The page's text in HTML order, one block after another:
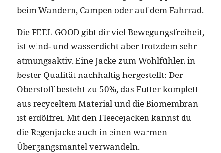
beim Wandern, Campen oder auf dem Fahrrad.
Die FEEL GOOD gibt dir viel Bewegungsfreiheit,
ist wind- und wasserdicht aber trotzdem sehr
atmungsaktiv. Eine Jacke zum Wohlfühlen in
bester Qualität nachhaltig hergestellt: Der
Oberstoff besteht zu 50%, das Futter komplett
aus recyceltem Material und die Biomembran
ist erdölfrei. Mit den Fleecejacken kannst du
die Regenjacke auch in einen warmen
Übergangsmantel verwandeln.